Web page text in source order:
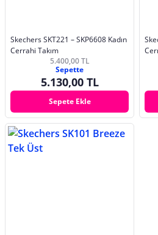
Skechers SKT221 – SKP6608 Kadın
Cerrahi Takım
5.400,00 TL
Sepette
5.130,00 TL
Sepete Ekle